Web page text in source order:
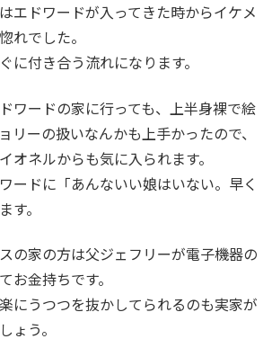
エドワードが入ってきた時からイケメ
れでした。
に付き合う流れになります。
ワードの家に行っても、上半身裸で絵
リーの扱いなんかも上手かったので、
オネルからも気に入られます。
ードに「あんないい娘はいない。早く
す。
の家の方は父ジェフリーが電子機器の
お金持ちです。
にうつつを抜かしてられるのも実家が
ょう。